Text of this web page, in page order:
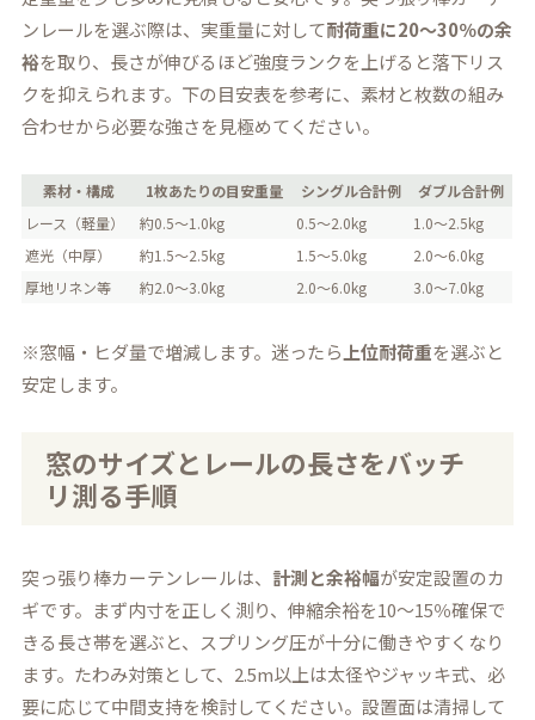
ンレールを選ぶ際は、実重量に対して耐荷重に20〜30％の余
裕を取り、長さが伸びるほど強度ランクを上げると落下リス
クを抑えられます。下の目安表を参考に、素材と枚数の組み
合わせから必要な強さを見極めてください。
素材・構成 1枚あたりの目安重量 シングル合計例
ダブル合計例
レース（軽量）
約0.5〜1.0kg 0.5〜2.0kg
1.0〜2.5kg
遮光（中厚）
約1.5〜2.5kg 1.5〜5.0kg
2.0〜6.0kg
厚地リネン等
約2.0〜3.0kg 2.0〜6.0kg 3.0〜7.0kg
※窓幅・ヒダ量で増減します。迷ったら 上位耐荷重を選ぶと
安定します。
窓のサイズとレールの長さをバッチ
リ測る手順
突っ張り棒カーテンレールは、計測と余裕幅が安定設置のカ
ギです。まず内寸を正しく測り、伸縮余裕を10〜15％確保で
きる長さ帯を選ぶと、スプリング圧が十分に働きやすくなり
ます。たわみ対策として、2.5m以上は太径やジャッキ式、必
要に応じて中間支持を検討してください。設置面は清掃して